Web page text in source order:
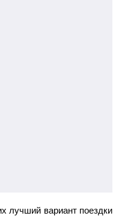
лучший вариант поездки